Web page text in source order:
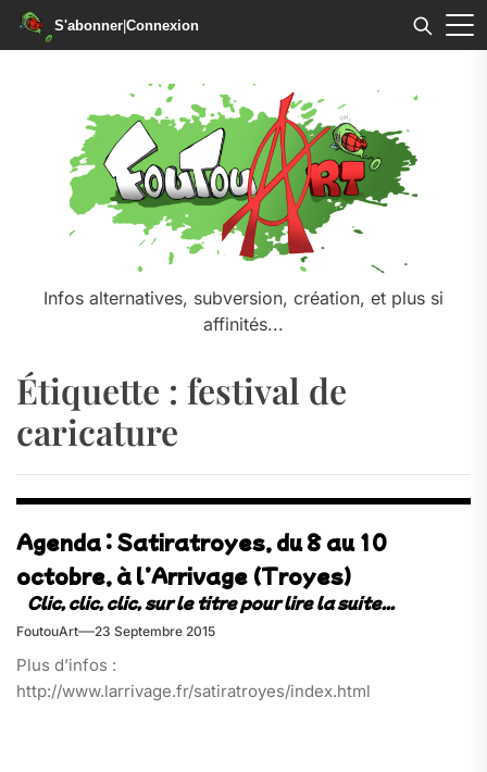
S'abonner|Connexion
Infos alternatives, subversion, création, et plus si
affinités...
Étiquette : festival de
caricature
Agenda : Satiratroyes, du 8 au 10
octobre, à l’Arrivage (Troyes)
FoutouArt 23 Septembre 2015
Plus d’infos :
http://www.larrivage.fr/satiratroyes/index.html